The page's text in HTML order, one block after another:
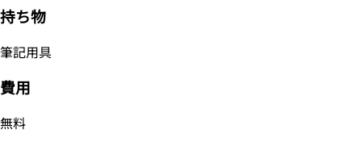
持ち物
筆記用具
費用
無料